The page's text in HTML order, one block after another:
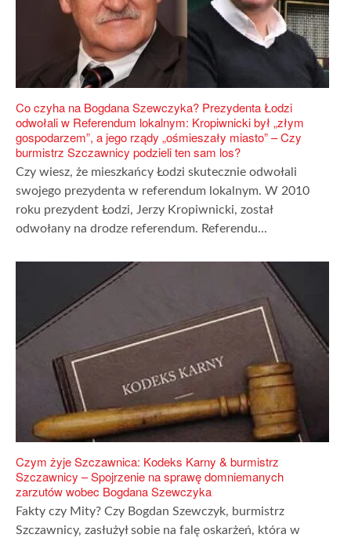
Co czyha na Bogdana Szewczyka? Prezydenta Łodzi
odwołali w Referendum lokalnym: Kropiwnicki był „złym
gospodarzem”, a jego rządy „ośmieszały miasto” – Czy
burmistrz Szczawnicy podzieli ten sam los?
Czy wiesz, że mieszkańcy Łodzi skutecznie odwołali
swojego prezydenta w referendum lokalnym. W 2010
roku prezydent Łodzi, Jerzy Kropiwnicki, został
odwołany na drodze referendum. Referendu...
Czym żyje Szczawnica: Kodeks Karny & burmistrz
Szczawnicy – Spojrzenie na sprawę domniemanych
zarzutów wobec Bogdana Szewczyka
Fakty czy Mity? Czy Bogdan Szewczyk, burmistrz
Szczawnicy, zasłużył sobie na falę oskarżeń, która w